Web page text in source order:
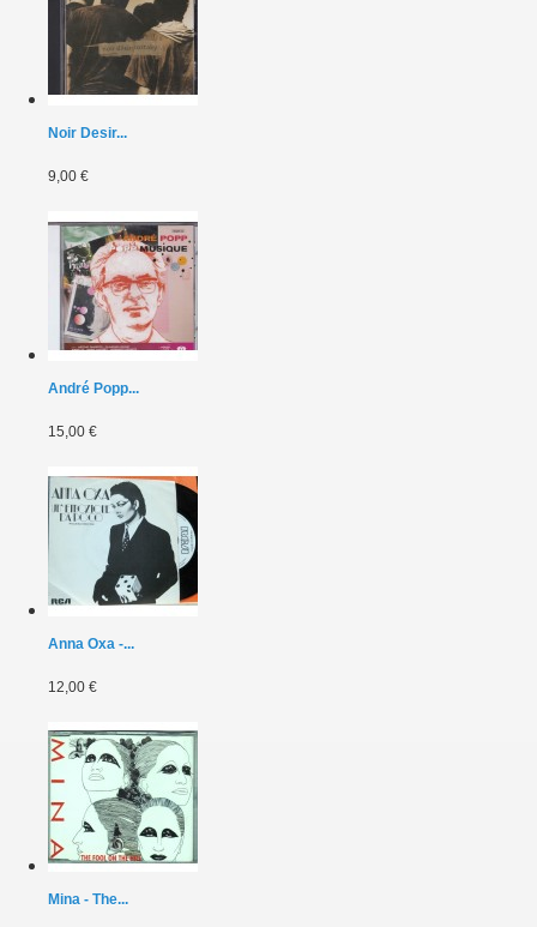
Noir Desir...
9,00 €
André Popp...
15,00 €
Anna Oxa -...
12,00 €
Mina - The...